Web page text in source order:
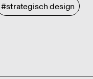
#strategisch design